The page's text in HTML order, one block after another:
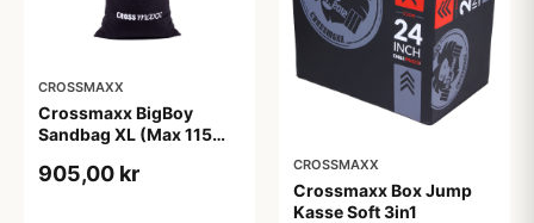
CROSSMAXX
Crossmaxx BigBoy
Sandbag XL (Max 115
905,00 kr CROSSMAXX
Crossmaxx Box Jump
Kasse Soft 3in1